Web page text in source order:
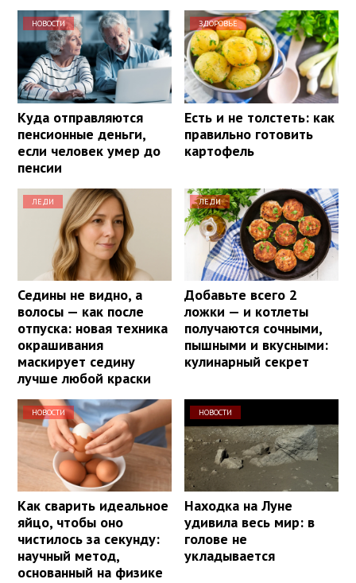
НОВОСТИ
Куда отправляются
пенсионные деньги,
если человек умер до
пенсии
ЗДОРОВЬЕ
Есть и не толстеть: как
правильно готовить
картофель
ЛЕДИ
Седины не видно, а
волосы — как после
отпуска: новая техника
окрашивания
маскирует седину
лучше любой краски
ЛЕДИ
Добавьте всего 2
ложки — и котлеты
получаются сочными,
пышными и вкусными:
кулинарный секрет
НОВОСТИ
Как сварить идеальное
яйцо, чтобы оно
чистилось за секунду:
научный метод,
основанный на физике
НОВОСТИ
Находка на Луне
удивила весь мир: в
голове не
укладывается